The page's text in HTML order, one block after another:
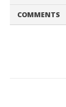
COMMENTS